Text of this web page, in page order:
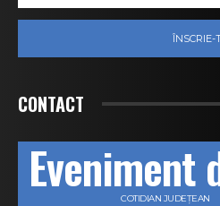
ÎNSCRIE-
CONTACT
Eveniment
COTIDIAN JUDEȚEAN